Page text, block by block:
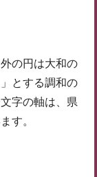
の円は大和の
とする調和の
字の軸は、県
す。